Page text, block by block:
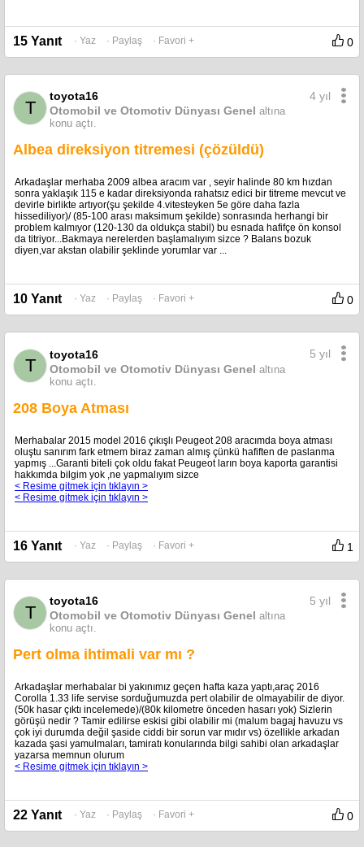
15 Yanıt · Yaz · Paylaş · Favori + 0
T
toyota16
Otomobil ve Otomotiv Dünyası Genel altına
konu açtı.
4 yıl
Albea direksiyon titremesi (çözüldü)
Arkadaşlar merhaba 2009 albea aracım var , seyir halinde 80 km hızdan
sonra yaklaşık 115 e kadar direksiyonda rahatsız edici bir titreme mevcut ve
devirle birlikte artıyor(şu şekilde 4.vitesteyken 5e göre daha fazla
hissediliyor)/ (85-100 arası maksimum şekilde) sonrasında herhangi bir
problem kalmıyor (120-130 da oldukça stabil) bu esnada hafifçe ön konsol
da titriyor...Bakmaya nerelerden başlamalıyım sizce ? Balans bozuk
diyen,var akstan olabilir şeklinde yorumlar var ...
10 Yanıt · Yaz · Paylaş · Favori + 0
T
toyota16
Otomobil ve Otomotiv Dünyası Genel altına
konu açtı.
5 yıl
208 Boya Atması
Merhabalar 2015 model 2016 çıkışlı Peugeot 208 aracımda boya atması
oluştu sanırım fark etmem biraz zaman almış çünkü hafiften de paslanma
yapmış ...Garanti biteli çok oldu fakat Peugeot ların boya kaporta garantisi
hakkımda bilgim yok ,ne yapmalıyım sizce
< Resime gitmek için tıklayın >
< Resime gitmek için tıklayın >
16 Yanıt · Yaz · Paylaş · Favori + 1
T
toyota16
Otomobil ve Otomotiv Dünyası Genel altına
konu açtı.
5 yıl
Pert olma ihtimali var mı ?
Arkadaşlar merhabalar bi yakınımız geçen hafta kaza yaptı,araç 2016
Corolla 1.33 life servise sorduğumuzda pert olabilir de olmayabilir de diyor.
(50k hasar çıktı incelemede)/(80k kilometre önceden hasarı yok) Sizlerin
görüşü nedir ? Tamir edilirse eskisi gibi olabilir mi (malum bagaj havuzu vs
çok iyi durumda değil şaside ciddi bir sorun var mıdır vs) özellikle arkadan
kazada şasi yamulmaları, tamiratı konularında bilgi sahibi olan arkadaşlar
yazarsa memnun olurum
< Resime gitmek için tıklayın >
22 Yanıt · Yaz · Paylaş · Favori + 0